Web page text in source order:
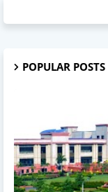
POPULAR POSTS